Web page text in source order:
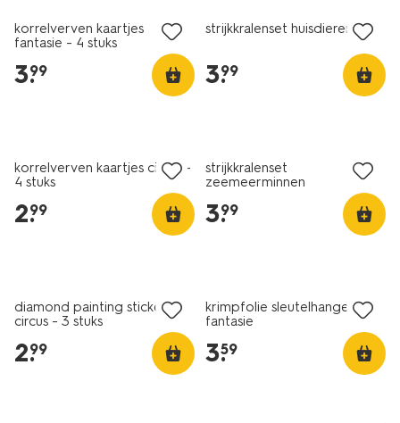
korrelverven kaartjes
fantasie - 4 stuks
3.
99
strijkkralenset huisdieren
3.
99
korrelverven kaartjes circus -
4 stuks
2.
99
strijkkralenset
zeemeerminnen
3.
99
diamond painting stickers
circus - 3 stuks
2.
99
krimpfolie sleutelhangers
fantasie
3.
59